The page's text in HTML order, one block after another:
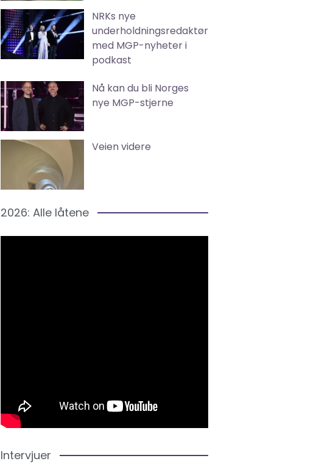
NRKs nye
underholdningsredaktør
med MGP-nyheter i
podkast
Nå kan du bli Norges
nye MGP-stjerne
Veien videre
2026: Alle låtene
Intervjuer